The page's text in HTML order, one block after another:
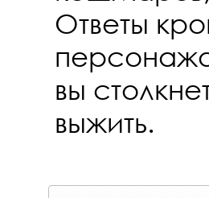
Ответы
вы
выжить.